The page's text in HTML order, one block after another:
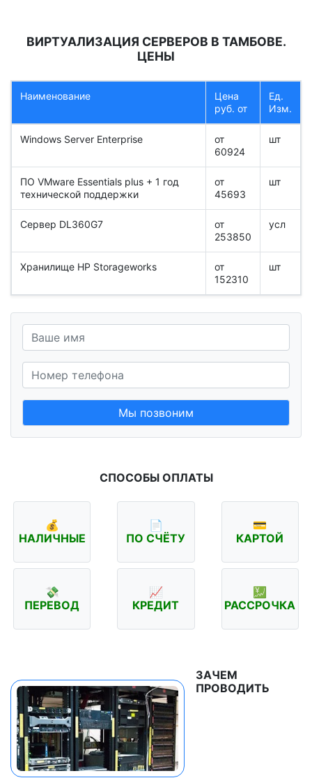
ВИРТУАЛИЗАЦИЯ СЕРВЕРОВ В ТАМБОВЕ.
ЦЕНЫ
Наименование
Цена
руб. от
Ед.
Изм.
Windows Server Enterprise
от
60924
шт
ПО VMware Essentials plus + 1 год
технической поддержки
от
45693
шт
Сервер DL360G7
от
253850
усл
Хранилище HP Storageworks
от
152310
шт
Мы позвоним
СПОСОБЫ ОПЛАТЫ
💰
НАЛИЧНЫЕ
📄
ПО СЧЁТУ
💳
КАРТОЙ
💸
ПЕРЕВОД
📈
КРЕДИТ
💹
РАССРОЧКА
ЗАЧЕМ
ПРОВОДИТЬ